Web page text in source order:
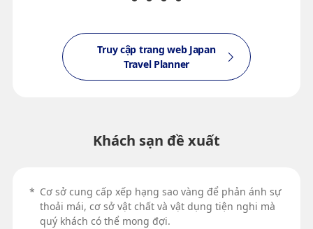
Truy cập trang web Japan
Travel Planner
Khách sạn đề xuất
* Cơ sở cung cấp xếp hạng sao vàng để phản ánh sự
thoải mái, cơ sở vật chất và vật dụng tiện nghi mà
quý khách có thể mong đợi.